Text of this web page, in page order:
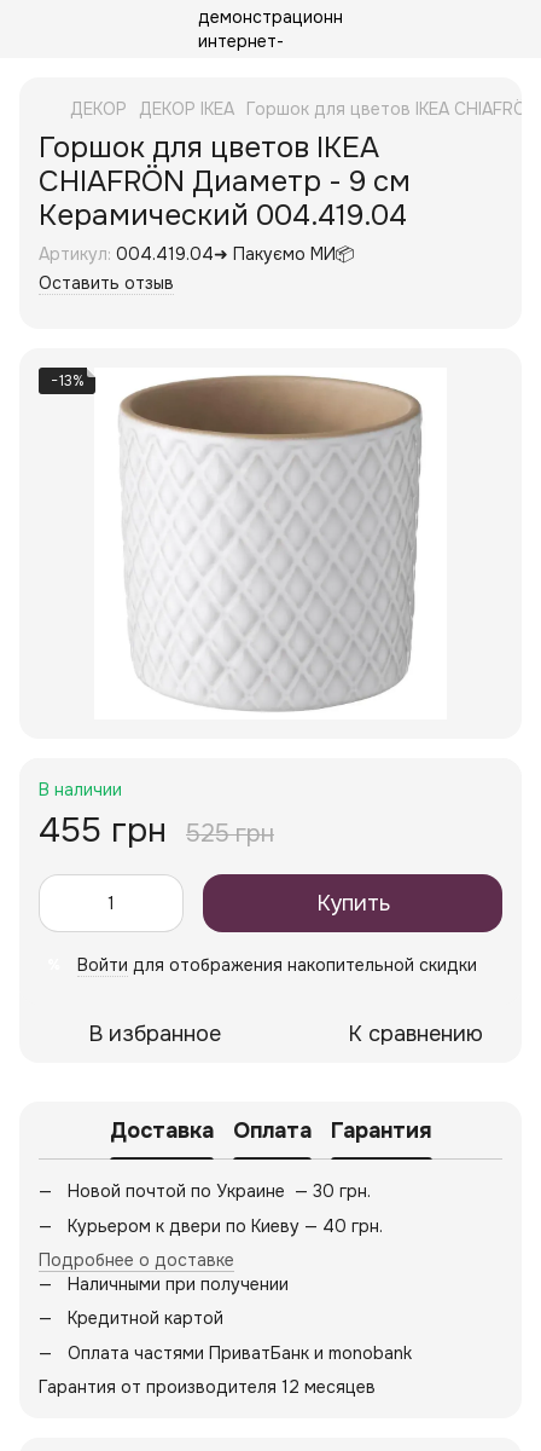
ДЕКОР ДЕКОР IKEA Горшок для цветов IKEA
Горшок для цветов IKEA
CHIAFRÖN Диаметр - 9 см
Керамический 004.419.04
Артикул: 004.419.04➜ Пакуємо МИ📦
Оставить отзыв
−13%
В наличии
455 грн 525 грн
Купить
Войти для отображения накопительной скидки
В избранное К сравнению
Доставка Оплата Гарантия
Новой почтой по Украине — 30 грн.
Курьером к двери по Киеву — 40 грн.
Подробнее о доставке
Наличными при получении
Кредитной картой
Оплата частями ПриватБанк и monobank
Гарантия от производителя 12 месяцев